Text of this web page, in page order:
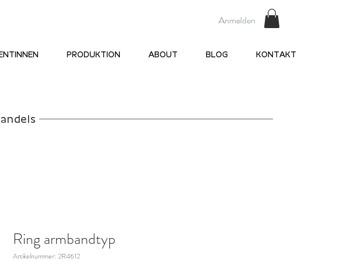
Anmelden
PRODUKTION ABOUT BLOG KONTAKT
Ring armbandtyp
Artikelnummer: 2R4612